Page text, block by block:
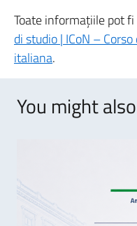
Toate informațiile pot
di studio | ICoN –
italiana.
You might